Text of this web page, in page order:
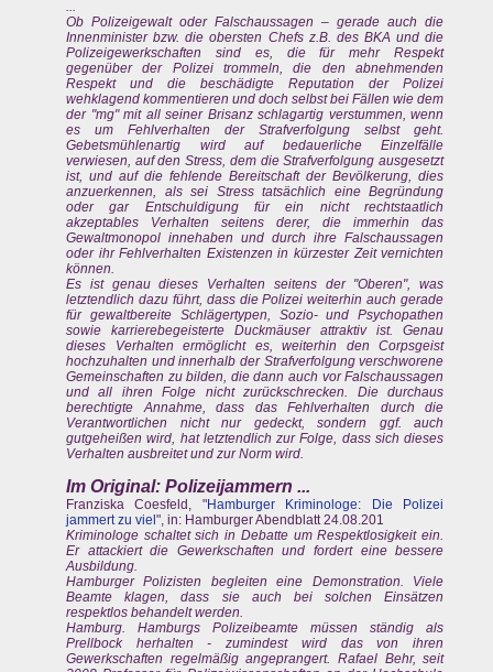
Ob Polizeigewalt oder Falschaussagen – gerade auch die
Innenminister bzw. die obersten Chefs z.B. des BKA und die
Polizeigewerkschaften sind es, die für mehr Respekt
gegenüber der Polizei trommeln, die den abnehmenden
Respekt und die beschädigte Reputation der Polizei
wehklagend kommentieren und doch selbst bei Fällen wie dem
der "mg" mit all seiner Brisanz schlagartig verstummen, wenn
es um Fehlverhalten der Strafverfolgung selbst geht.
Gebetsmühlenartig wird auf bedauerliche Einzelfälle
verwiesen, auf den Stress, dem die Strafverfolgung ausgesetzt
ist, und auf die fehlende Bereitschaft der Bevölkerung, dies
anzuerkennen, als sei Stress tatsächlich eine Begründung
oder gar Entschuldigung für ein nicht rechtstaatlich
akzeptables Verhalten seitens derer, die immerhin das
Gewaltmonopol innehaben und durch ihre Falschaussagen
oder ihr Fehlverhalten Existenzen in kürzester Zeit vernichten
können.
Es ist genau dieses Verhalten seitens der "Oberen", was
letztendlich dazu führt, dass die Polizei weiterhin auch gerade
für gewaltbereite Schlägertypen, Sozio- und Psychopathen
sowie karrierebegeisterte Duckmäuser attraktiv ist. Genau
dieses Verhalten ermöglicht es, weiterhin den Corpsgeist
hochzuhalten und innerhalb der Strafverfolgung verschworene
Gemeinschaften zu bilden, die dann auch vor Falschaussagen
und all ihren Folge nicht zurückschrecken. Die durchaus
berechtigte Annahme, dass das Fehlverhalten durch die
Verantwortlichen nicht nur gedeckt, sondern ggf. auch
gutgeheißen wird, hat letztendlich zur Folge, dass sich dieses
Verhalten ausbreitet und zur Norm wird.
Im Original: Polizeijammern ...
Franziska Coesfeld, "Hamburger Kriminologe: Die Polizei
jammert zu viel", in: Hamburger Abendblatt 24.08.201
Kriminologe schaltet sich in Debatte um Respektlosigkeit ein.
Er attackiert die Gewerkschaften und fordert eine bessere
Ausbildung.
Hamburger Polizisten begleiten eine Demonstration. Viele
Beamte klagen, dass sie auch bei solchen Einsätzen
respektlos behandelt werden.
Hamburg. Hamburgs Polizeibeamte müssen ständig als
Prellbock herhalten - zumindest wird das von ihren
Gewerkschaften regelmäßig angeprangert. Rafael Behr, seit